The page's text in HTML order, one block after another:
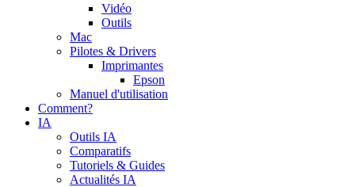
Vidéo
Outils
Mac
Pilotes & Drivers
Imprimantes
Epson
Manuel d'utilisation
Comment?
IA
Outils IA
Comparatifs
Tutoriels & Guides
Actualités IA